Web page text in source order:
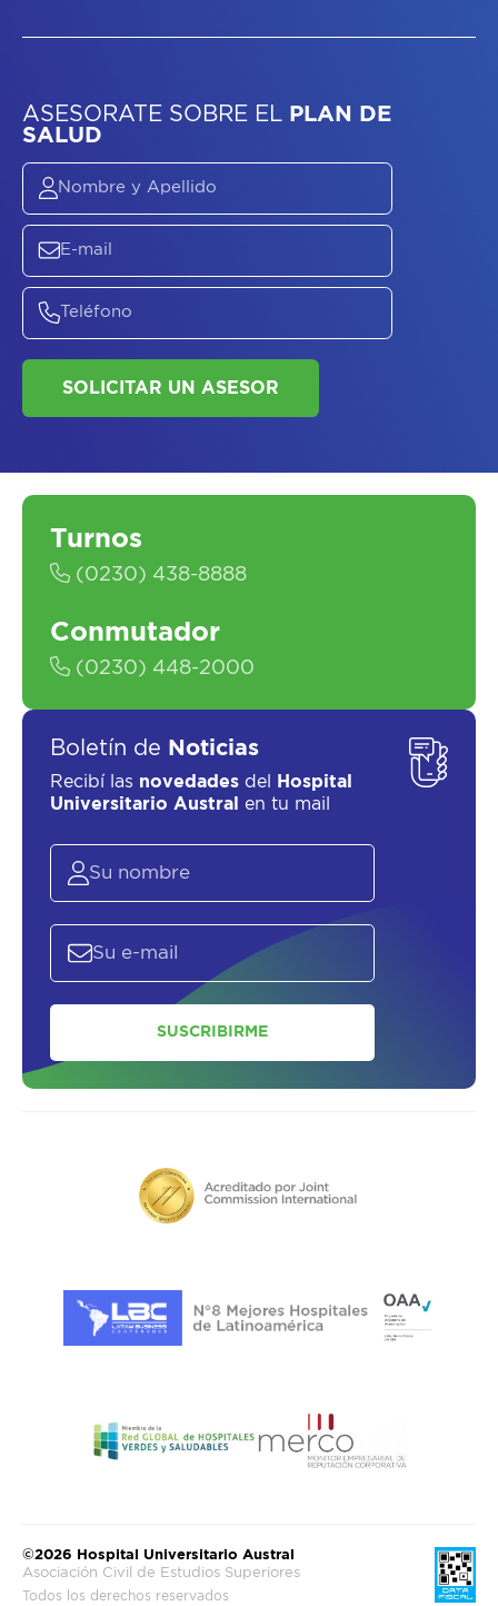
ASESORATE SOBREELPLAN DE
SALUD
SOLICITAR UN ASESOR
Turnos
(0230) 438-8888
Conmutador
(0230) 448-2000
Boletín de Noticias
Recibí las novedades del
Hospital
Universitario Austral
en tu mail
SUSCRIBIRME
©2026 Hospital Universitario Austral
Asociación Civil de Estudios Superiores
Todos los derechos reservados